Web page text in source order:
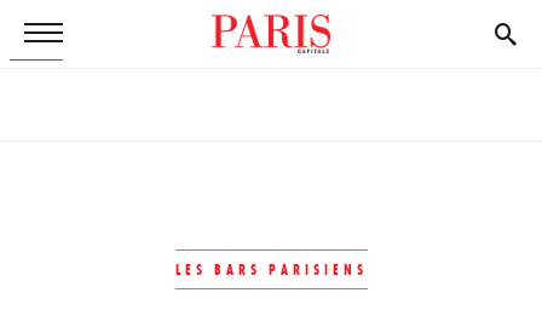
LES BARS PARISIENS